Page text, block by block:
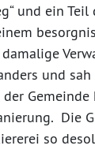
und ein
und
Gemeinde
Die
so